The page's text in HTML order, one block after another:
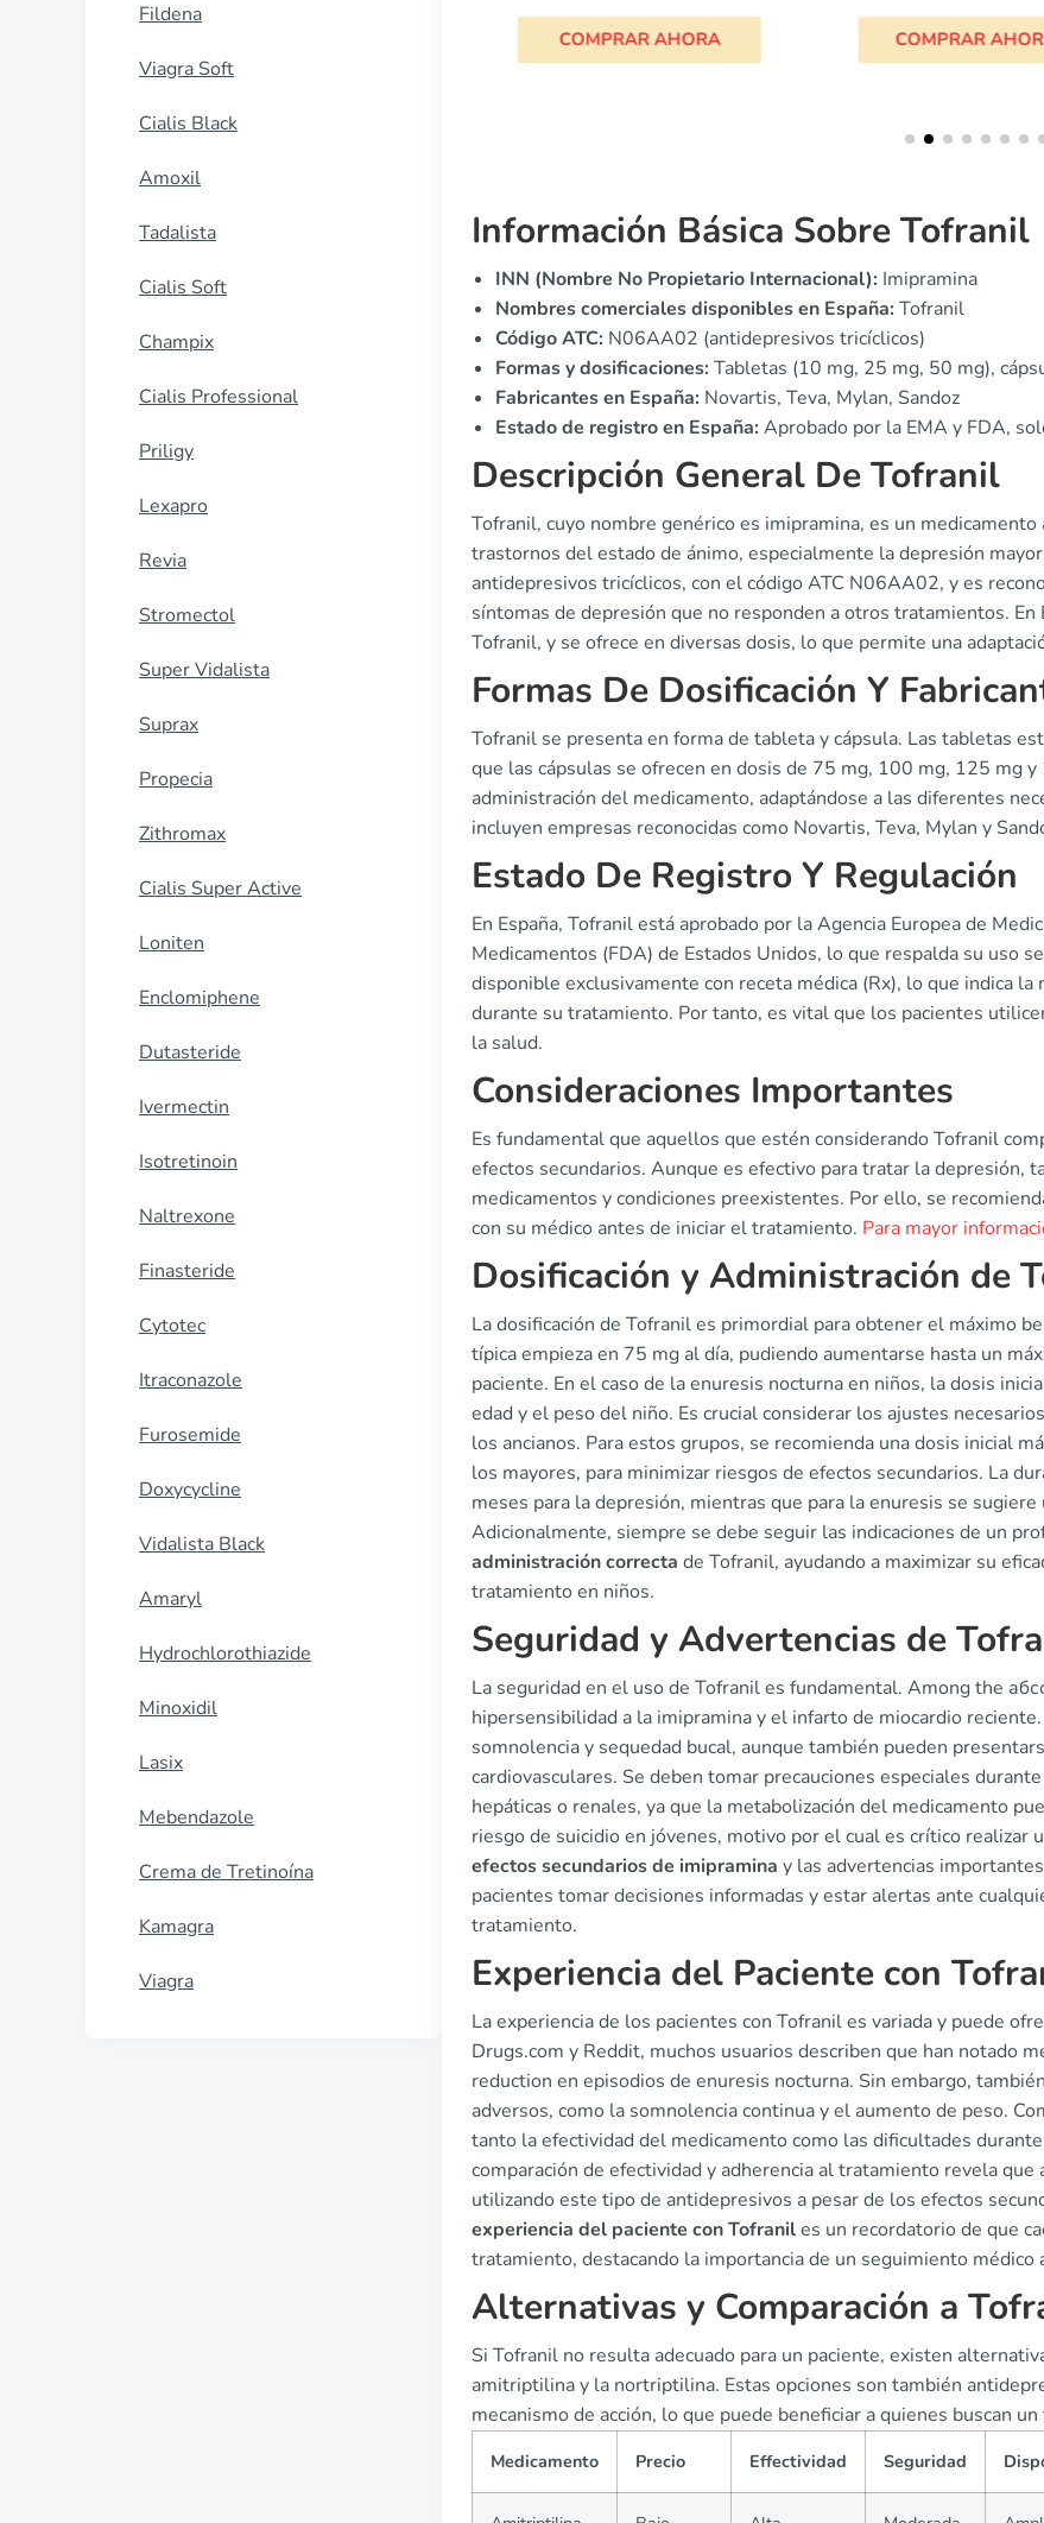
Fildena
Viagra Soft
Cialis Black
Amoxil
Tadalista
Cialis Soft
Champix
Cialis Professional
Priligy
Lexapro
Revia
Stromectol
Super Vidalista
Suprax
Propecia
Zithromax
Cialis Super Active
Loniten
Enclomiphene
Dutasteride
Ivermectin
Isotretinoin
Naltrexone
Finasteride
Cytotec
Itraconazole
Furosemide
Doxycycline
Vidalista Black
Amaryl
Hydrochlorothiazide
Minoxidil
Lasix
Mebendazole
Crema de Tretinoína
Kamagra
Viagra
COMPRAR AHORA COMPRAR
Información Básica Sobre Tofranil
INN (Nombre No Propietario Internacional): Imipramina
Nombres comerciales disponibles en España:Tofranil
Código ATC: N06AA02 (antidepresivos tricíclicos)
Formas y dosificaciones:Tabletas (10 mg, 25 mg, 50 mg),
Fabricantes en España: Novartis, Teva, Mylan, Sandoz
Estado de registro en España:Aprobado por la EMA y FDA,
Descripción General De Tofranil
Tofranil, cuyo nombre genérico es imipramina, es un
trastornos del estado de ánimo, especialmente la depresión
antidepresivos tricíclicos, con el código ATC N06AA02, y es
síntomas de depresión que no responden a otros tratamientos.
Tofranil, y se ofrece en diversas dosis, lo que permite una
Formas De Dosificación Y
Tofranil se presenta en forma de tableta y cápsula. Las tabletas
que las cápsulas se ofrecen en dosis de 75 mg, 100 mg, 125 mg
administración del medicamento, adaptándose a las diferentes
incluyen empresas reconocidas como Novartis, Teva, Mylan y
Estado De Registro Y Regulación
En España, Tofranil está aprobado por la Agencia Europea de
Medicamentos (FDA) de Estados Unidos, lo que respalda su uso
disponible exclusivamente con receta médica (Rx), lo que indica
durante su tratamiento. Por tanto, es vital que los pacientes
la salud.
Consideraciones Importantes
Es fundamental que aquellos que estén considerando Tofranil
efectos secundarios. Aunque es efectivo para tratar la depresión,
medicamentos y condiciones preexistentes. Por ello, se
con su médico antes de iniciar el tratamiento. Para mayor
Dosificación y Administración de
La dosificación de Tofranil es primordial para obtener el máximo
típica empieza en 75 mg al día, pudiendo aumentarse hasta un
paciente. En el caso de la enuresis nocturna en niños, la dosis
edad y el peso del niño. Es crucial considerar los ajustes
los ancianos. Para estos grupos, se recomienda una dosis inicial
los mayores, para minimizar riesgos de efectos secundarios. La
meses para la depresión, mientras que para la enuresis se
Adicionalmente, siempre se debe seguir las indicaciones de un
administración correcta de Tofranil, ayudando a maximizar su
tratamiento en niños.
Seguridad y Advertencias de
La seguridad en el uso de Tofranil es fundamental. Among the
hipersensibilidad a la imipramina y el infarto de miocardio
somnolencia y sequedad bucal, aunque también pueden
cardiovasculares. Se deben tomar precauciones especiales
hepáticas o renales, ya que la metabolización del medicamento
riesgo de suicidio en jóvenes, motivo por el cual es crítico realizar
efectos secundarios de imipramina y las advertencias
pacientes tomar decisiones informadas y estar alertas ante
tratamiento.
Experiencia del Paciente con
La experiencia de los pacientes con Tofranil es variada y puede
Drugs.com y Reddit, muchos usuarios describen que han notado
reduction en episodios de enuresis nocturna. Sin embargo,
adversos, como la somnolencia continua y el aumento de peso.
tanto la efectividad del medicamento como las dificultades
comparación de efectividad y adherencia al tratamiento revela
utilizando este tipo de antidepresivos a pesar de los efectos
experiencia del paciente con Tofraniles un recordatorio de que
tratamiento, destacando la importancia de un seguimiento médico
Alternativas y Comparación a
Si Tofranil no resulta adecuado para un paciente, existen
amitriptilina y la nortriptilina. Estas opciones son también
mecanismo de acción, lo que puede beneficiar a quienes buscan
Medicamento Precio Effectividad Seguridad